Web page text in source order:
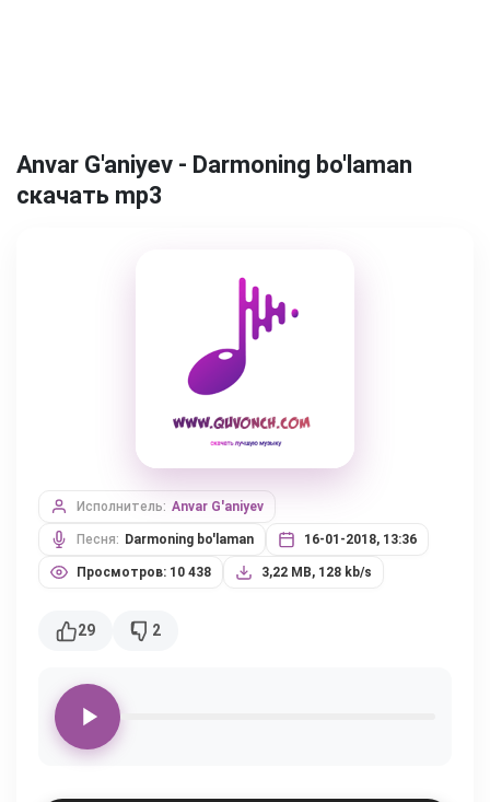
Anvar G'aniyev - Darmoning bo'laman
скачать mp3
Исполнитель: Anvar G'aniyev
Песня: Darmoning bo'laman 16-01-2018, 13:36
Просмотров: 10 438 3,22 MB, 128 kb/s
29 2